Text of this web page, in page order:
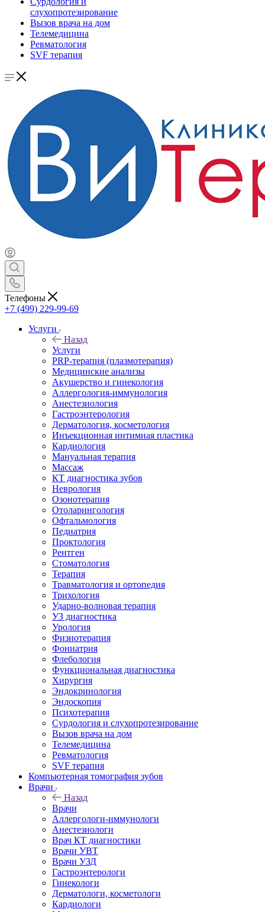
слухопротезирование
Вызов врача на дом
Телемедицина
Ревматология
SVF терапия
Телефоны
+7 (499) 229-99-69
Услуги
Назад
Услуги
PRP-терапия (плазмотерапия)
Медицинские анализы
Акушерство и гинекология
Аллергология-иммунология
Анестезиология
Гастроэнтерология
Дерматология, косметология
Инъекционная интимная пластика
Кардиология
Мануальная терапия
Массаж
КТ диагностика зубов
Неврология
Озонотерапия
Отоларингология
Офтальмология
Педиатрия
Проктология
Рентген
Стоматология
Терапия
Травматология и ортопедия
Трихология
Ударно-волновая терапия
УЗ диагностика
Урология
Физиотерапия
Фониатрия
Флебология
Функциональная диагностика
Хирургия
Эндокринология
Эндоскопия
Психотерапия
Сурдология и слухопротезирование
Вызов врача на дом
Телемедицина
Ревматология
SVF терапия
Компьютерная томография зубов
Врачи
Назад
Врачи
Аллергологи-иммунологи
Анестезиологи
Врач КТ диагностики
Врачи УВТ
Врачи УЗД
Гастроэнтерологи
Гинекологи
Дерматологи, косметологи
Кардиологи